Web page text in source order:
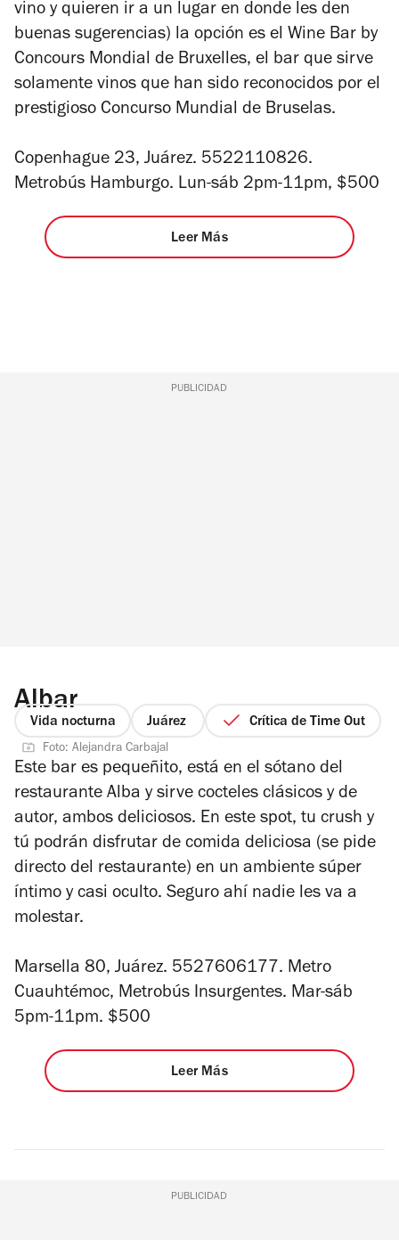
vino y quieren ir a un lugar en donde les den
buenas sugerencias) la opción es el Wine Bar by
Concours Mondial de Bruxelles, el bar que sirve
solamente vinos que han sido reconocidos por el
prestigioso Concurso Mundial de Bruselas.
Copenhague 23, Juárez. 5522110826.
Metrobús Hamburgo. Lun-sáb 2pm-11pm, $500
Leer Más
PUBLICIDAD
Albar
Vida nocturna Juárez Crítica de Time Out
Foto: Alejandra Carbajal
Este bar es pequeñito, está en el sótano del
restaurante Alba y sirve cocteles clásicos y de
autor, ambos deliciosos. En este spot, tu crush y
tú podrán disfrutar de comida deliciosa (se pide
directo del restaurante) en un ambiente súper
íntimo y casi oculto. Seguro ahí nadie les va a
molestar.
Marsella 80, Juárez. 5527606177. Metro
Cuauhtémoc, Metrobús Insurgentes. Mar-sáb
5pm-11pm. $500
Leer Más
PUBLICIDAD